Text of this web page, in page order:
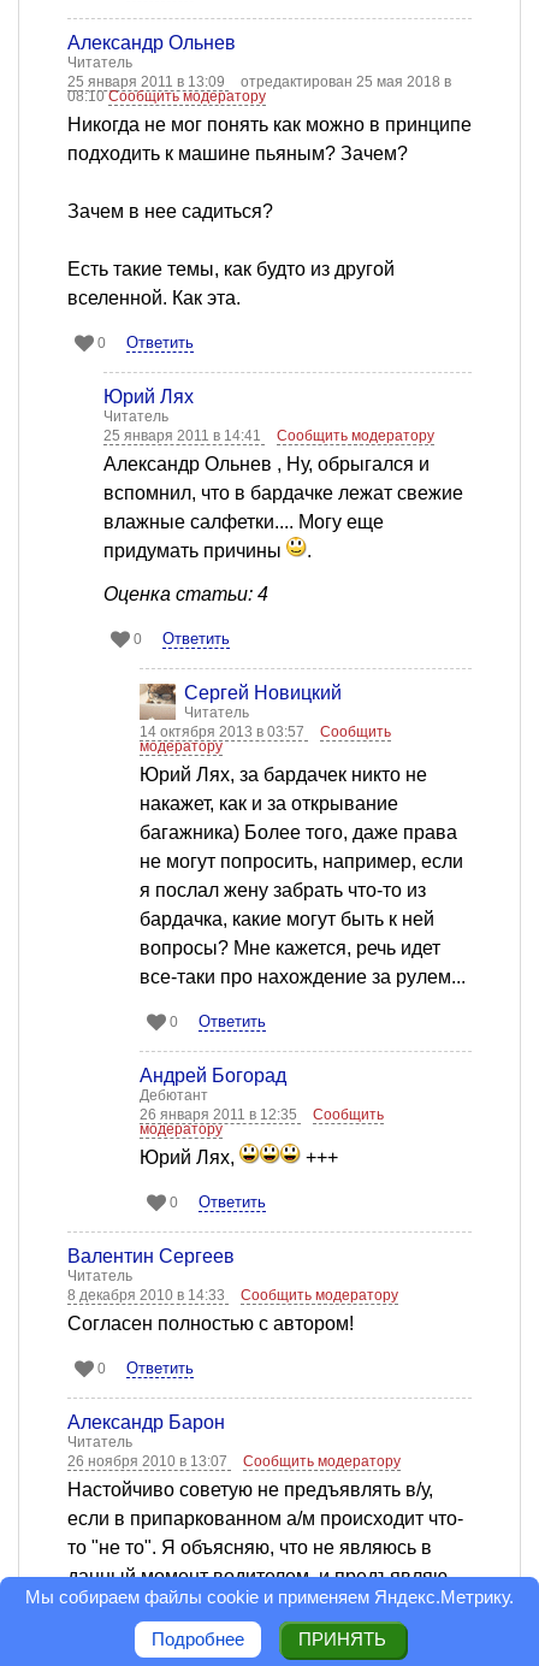
Александр Ольнев
Читатель
25 января 2011 в 13:09
отредактирован 25 мая 2018 в
08:10Сообщить модератору
Никогда не мог понять как можно в принципе
подходить к машине пьяным? Зачем?
Зачем в нее садиться?
Есть такие темы, как будто из другой
вселенной. Как эта.
0 Ответить
Юрий Лях
Читатель
25 января 2011 в 14:41
Сообщить модератору
Александр Ольнев , Ну, обрыгался и
вспомнил, что в бардачке лежат свежие
влажные салфетки.... Могу еще
придумать причины
.
Оценка статьи: 4
0 Ответить
Сергей Новицкий
Читатель
14 октября 2013 в 03:57
Сообщить
модератору
Юрий Лях, за бардачек никто не
накажет, как и за открывание
багажника) Более того, даже права
не могут попросить, например, если
я послал жену забрать что-то из
бардачка, какие могут быть к ней
вопросы? Мне кажется, речь идет
все-таки про нахождение за рулем...
0 Ответить
Андрей Богорад
Дебютант
26 января 2011 в 12:35
Сообщить
модератору
Юрий Лях, +++
0 Ответить
Валентин Сергеев
Читатель
8 декабря 2010 в 14:33
Сообщить модератору
Согласен полностью с автором!
0 Ответить
Александр Барон
Читатель
26 ноября 2010 в 13:07
Сообщить модератору
Настойчиво советую не предъявлять в/у,
если в припаркованном а/м происходит что-
то "не то". Я объясняю, что не являюсь в
данный момент водителем, и предъявляю
паспорт - документ, удостоверяющий
личность. Принадлежность а/м "сотрудники"
Мы собираем файлы cookie и применяем Яндекс.Метрику.
Подробнее ПРИНЯТЬ